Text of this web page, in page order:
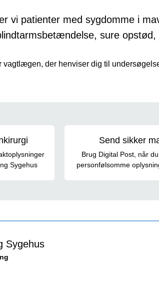
vi patienter med sygdomme i
sure
der henviser dig til
Sygehus
Send sikker
Brug Digital Post, når
personfølsomme
Sygehus